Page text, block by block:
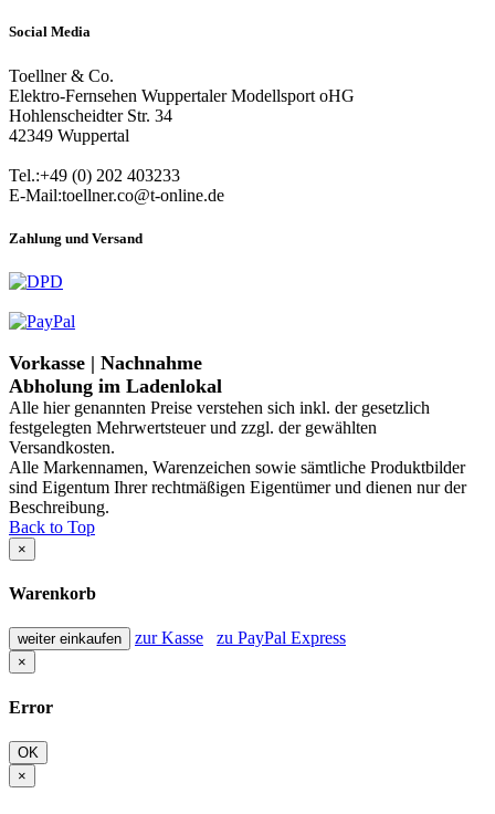
Social Media
Toellner & Co.
Elektro-Fernsehen Wuppertaler Modellsport oHG
Hohlenscheidter Str. 34
42349 Wuppertal
Tel.:+49 (0) 202 403233
E-Mail:toellner.co@t-online.de
Zahlung und Versand
Vorkasse | Nachnahme
Abholung im Ladenlokal
Alle hier genannten Preise verstehen sich inkl. der gesetzlich
festgelegten Mehrwertsteuer und zzgl. der gewählten
Versandkosten.
Alle Markennamen, Warenzeichen sowie sämtliche Produktbilder
sind Eigentum Ihrer rechtmäßigen Eigentümer und dienen nur der
Beschreibung.
Back to Top
×
Warenkorb
weiter einkaufen zur Kasse zu PayPal Express
×
Error
OK
×